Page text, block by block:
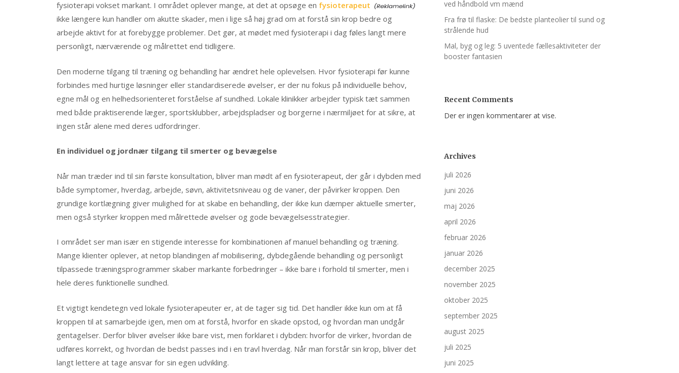
fysioterapi vokset markant. I området oplever mange, at det at opsøge en fysioterapeut
ikke længere kun handler om akutte skader, men i lige så høj grad om at forstå sin krop bedre og
arbejde aktivt for at forebygge problemer. Det gør, at mødet med fysioterapi i dag føles langt mere
personligt, nærværende og målrettet end tidligere.
Den moderne tilgang til træning og behandling har ændret hele oplevelsen. Hvor fysioterapi før kunne
forbindes med hurtige løsninger eller standardiserede øvelser, er der nu fokus på individuelle behov,
egne mål og en helhedsorienteret forståelse af sundhed. Lokale klinikker arbejder typisk tæt sammen
med både praktiserende læger, sportsklubber, arbejdspladser og borgerne i nærmiljøet for at sikre, at
ingen står alene med deres udfordringer.
En individuel og jordnær tilgang til smerter og bevægelse
Når man træder ind til sin første konsultation, bliver man mødt af en fysioterapeut, der går i dybden med
både symptomer, hverdag, arbejde, søvn, aktivitetsniveau og de vaner, der påvirker kroppen. Den
grundige kortlægning giver mulighed for at skabe en behandling, der ikke kun dæmper aktuelle smerter,
men også styrker kroppen med målrettede øvelser og gode bevægelsesstrategier.
I området ser man især en stigende interesse for kombinationen af manuel behandling og træning.
Mange klienter oplever, at netop blandingen af mobilisering, dybdegående behandling og personligt
tilpassede træningsprogrammer skaber markante forbedringer – ikke bare i forhold til smerter, men i
hele deres funktionelle sundhed.
Et vigtigt kendetegn ved lokale fysioterapeuter er, at de tager sig tid. Det handler ikke kun om at få
kroppen til at samarbejde igen, men om at forstå, hvorfor en skade opstod, og hvordan man undgår
gentagelser. Derfor bliver øvelser ikke bare vist, men forklaret i dybden: hvorfor de virker, hvordan de
udføres korrekt, og hvordan de bedst passes ind i en travl hverdag. Når man forstår sin krop, bliver det
langt lettere at tage ansvar for sin egen udvikling.
ved håndbold vm mænd
Fra frø til flaske: De bedste planteolier til sund og
strålende hud
Mal, byg og leg: 5 uventede fællesaktiviteter der
booster fantasien
Recent Comments
Der er ingen kommentarer at vise.
Archives
juli 2026
juni 2026
maj 2026
april 2026
februar 2026
januar 2026
december 2025
november 2025
oktober 2025
september 2025
august 2025
juli 2025
juni 2025